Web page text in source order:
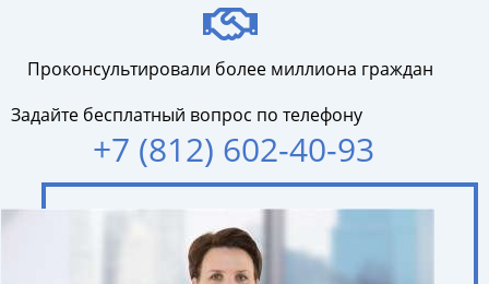
Проконсультировали более миллиона граждан
Задайте бесплатный вопрос по телефону
+7 (812) 602-40-93